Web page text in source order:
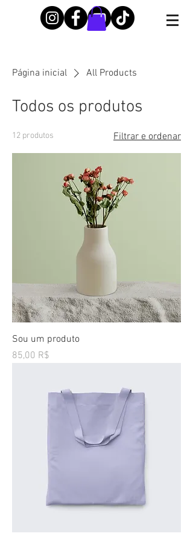
Página inicial All Products
Todos os produtos
12 produtos Filtrar e ordenar
Sou um produto
Preço
85,00 R$